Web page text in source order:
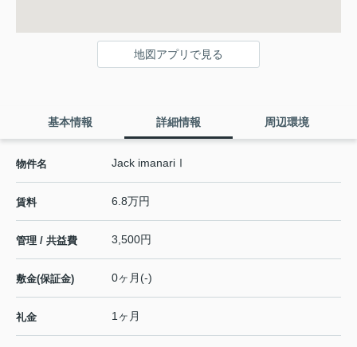
地図アプリで見る
基本情報 詳細情報 周辺環境
物件名 Jack imanariⅠ
賃料 6.8万円
管理 / 共益費 3,500円
敷金(保証金) 0ヶ月(-)
礼金 1ヶ月